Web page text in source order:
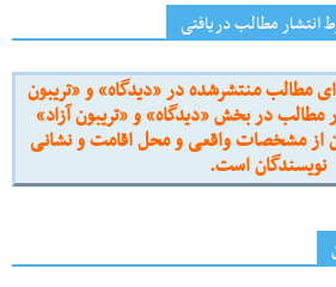
مطالب دریافتی
مطالب منتشرشده در «دیدگاه» و «تریبون
مطالب در بخش «دیدگاه» و «تریبون آزاد»
از مشخصات واقعی و محل اقامت و نشانی
نویسندگان است.